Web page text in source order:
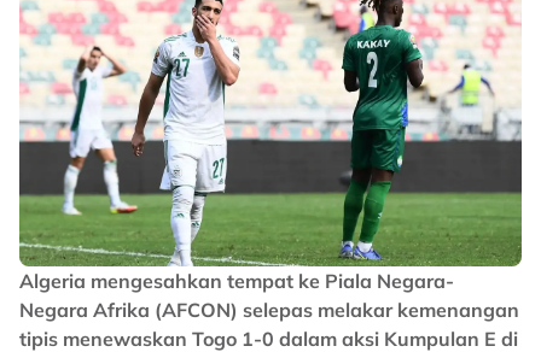
Algeria mengesahkan tempat ke Piala Negara-
Negara Afrika (AFCON) selepas melakar kemenangan
tipis menewaskan Togo 1-0 dalam aksi Kumpulan E di